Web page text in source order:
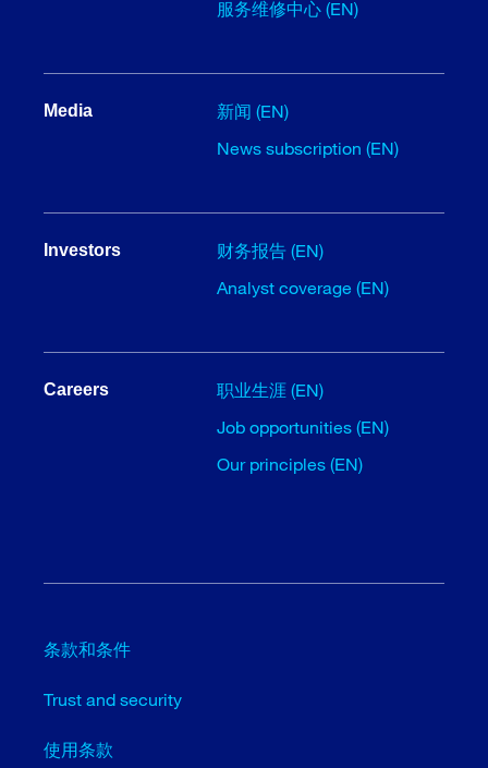
服务维修中心 (EN)
Media
新闻 (EN)
News subscription (EN)
Investors
财务报告 (EN)
Analyst coverage (EN)
Careers
职业生涯 (EN)
Job opportunities (EN)
Our principles (EN)
条款和条件
Trust and security
使用条款